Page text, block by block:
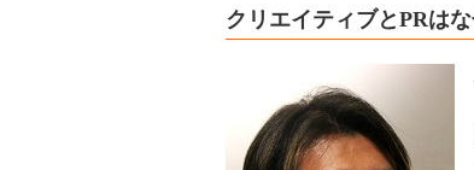
クリエイティブとPRは